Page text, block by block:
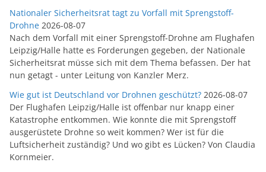
Nationaler Sicherheitsrat tagt zu Vorfall mit Sprengstoff-
Drohne 2026-08-07
Nach dem Vorfall mit einer Sprengstoff-Drohne am Flughafen
Leipzig/Halle hatte es Forderungen gegeben, der Nationale
Sicherheitsrat müsse sich mit dem Thema befassen. Der hat
nun getagt - unter Leitung von Kanzler Merz.
Wie gut ist Deutschland vor Drohnen geschützt? 2026-08-07
Der Flughafen Leipzig/Halle ist offenbar nur knapp einer
Katastrophe entkommen. Wie konnte die mit Sprengstoff
ausgerüstete Drohne so weit kommen? Wer ist für die
Luftsicherheit zuständig? Und wo gibt es Lücken? Von Claudia
Kornmeier.